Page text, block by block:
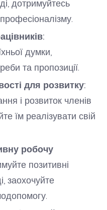
дотримуйтесь
думки,
та пропозиції.
для розвитку:
і розвиток членів
їм реалізувати свій
робочу
позитивні
заохочуйте